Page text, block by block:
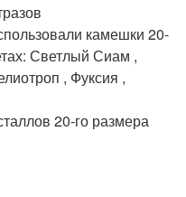
камешки 20-
Светлый Сиам ,
, Фуксия ,
20-го размера